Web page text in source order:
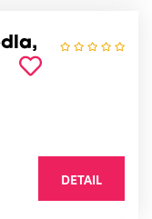
DETAIL